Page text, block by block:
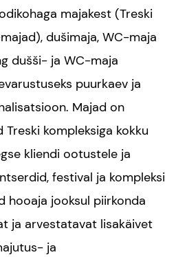
majakest (Treski
dušimaja, WC-maja
dušši- ja WC-maja
puurkaev ja
Majad on
Treski kompleksiga kokku
kliendi ootustele ja
festival ja kompleksi
hooaja jooksul piirkonda
ja arvestatavat lisakäivet
ja